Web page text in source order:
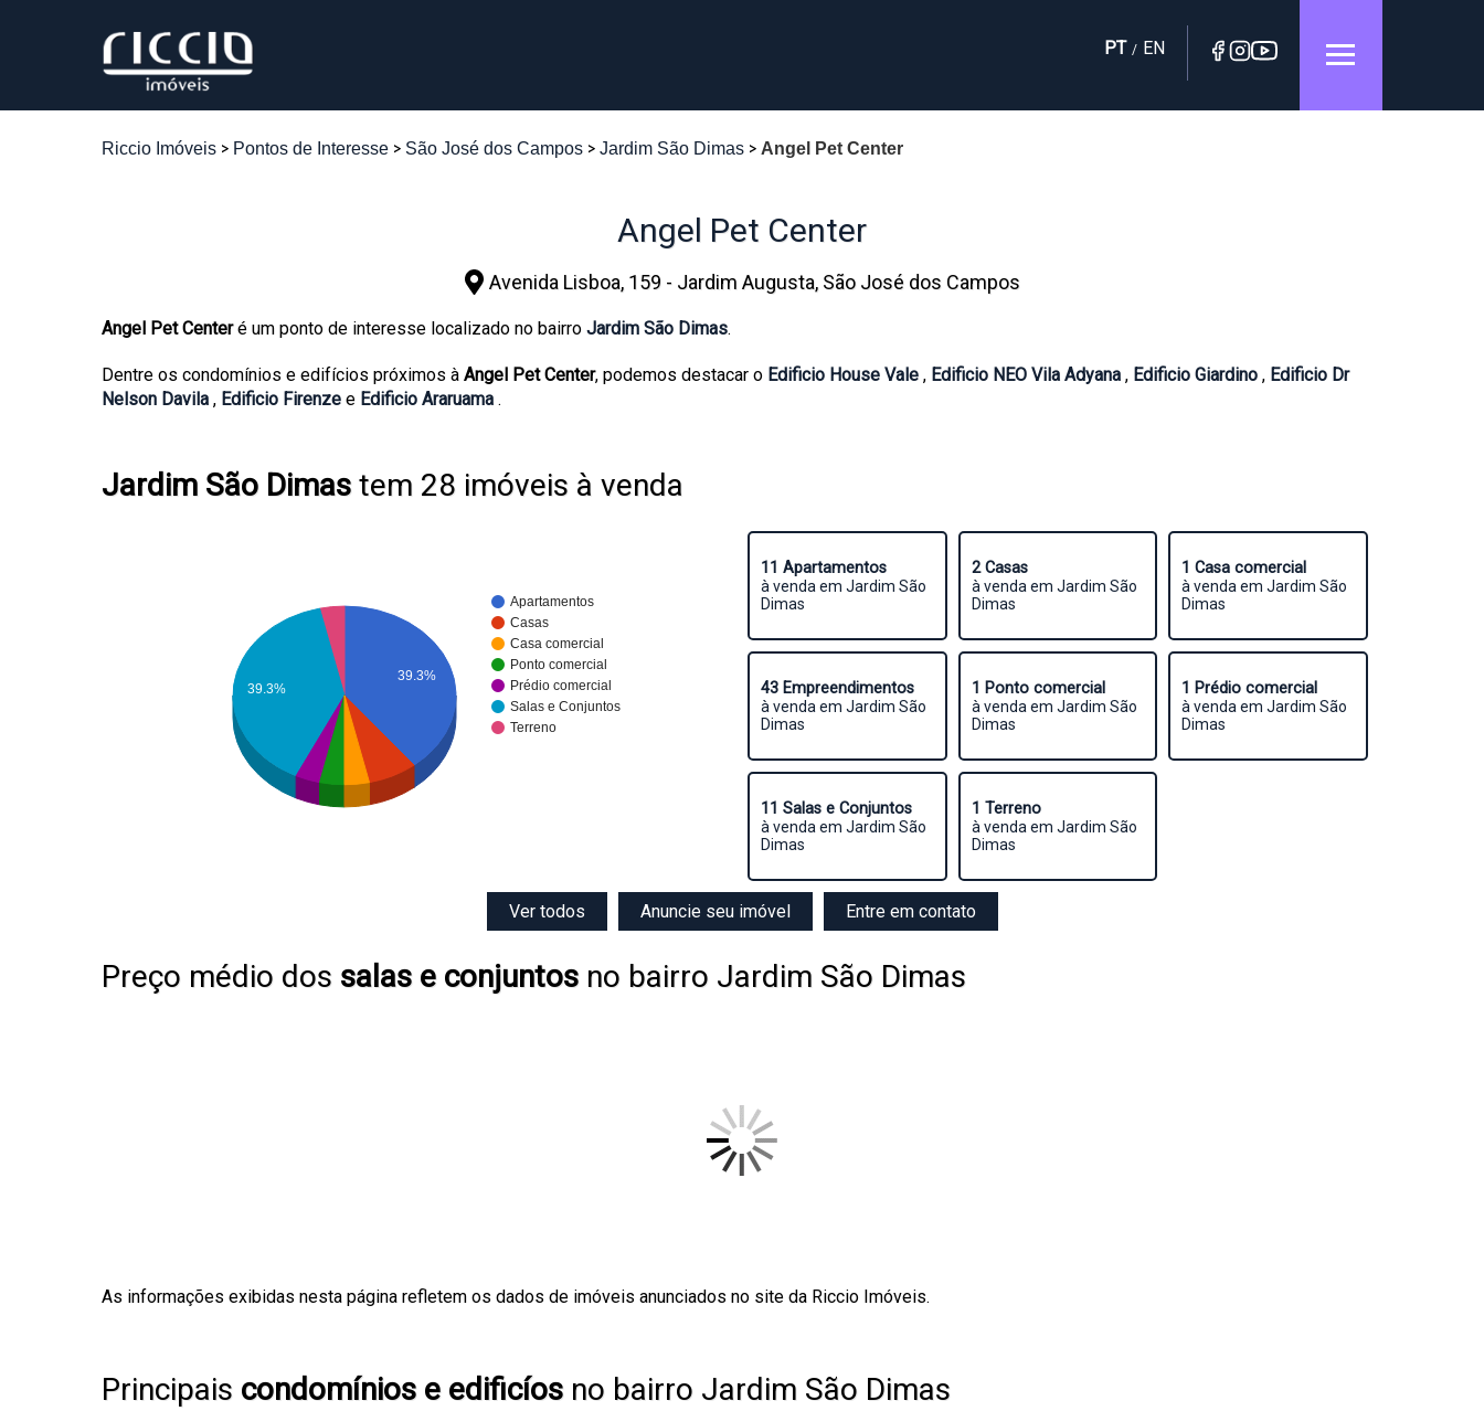
PT / EN
Riccio Imóveis Pontos de Interesse São José dos Campos Jardim São Dimas Angel Pet Center
Angel Pet Center
Avenida Lisboa, 159 - Jardim Augusta, São José dos Campos
Angel Pet Centeré um ponto de interesse localizado no bairro Jardim São Dimas.
Dentre os condomínios e edifícios próximos à Angel Pet Center, podemos destacar o Edificio House Vale , Edificio NEO Vila Adyana , Edificio Giardino , Edificio Dr
Nelson Davila , Edificio Firenze e Edificio Araruama .
Jardim São Dimas tem 28 imóveis à venda
Apartamentos
Casas
Casa comercial
Ponto comercial
Prédio comercial
Salas e Conjuntos
Terreno
39.3%
39.3%
11 Apartamentos
à venda em Jardim São
Dimas
2 Casas
à venda em Jardim São
Dimas
1 Casa comercial
à venda em Jardim São
Dimas
43 Empreendimentos
à venda em Jardim São
Dimas
1 Ponto comercial
à venda em Jardim São
Dimas
1 Prédio comercial
à venda em Jardim São
Dimas
11 Salas e Conjuntos
à venda em Jardim São
Dimas
1 Terreno
à venda em Jardim São
Dimas
Ver todos Anuncie seu imóvel Entre em contato
Preço médio dos salas e conjuntos no bairro Jardim São Dimas
As informações exibidas nesta página refletem os dados de imóveis anunciados no site da Riccio Imóveis.
Principais condomínios e edificíos no bairro Jardim São Dimas